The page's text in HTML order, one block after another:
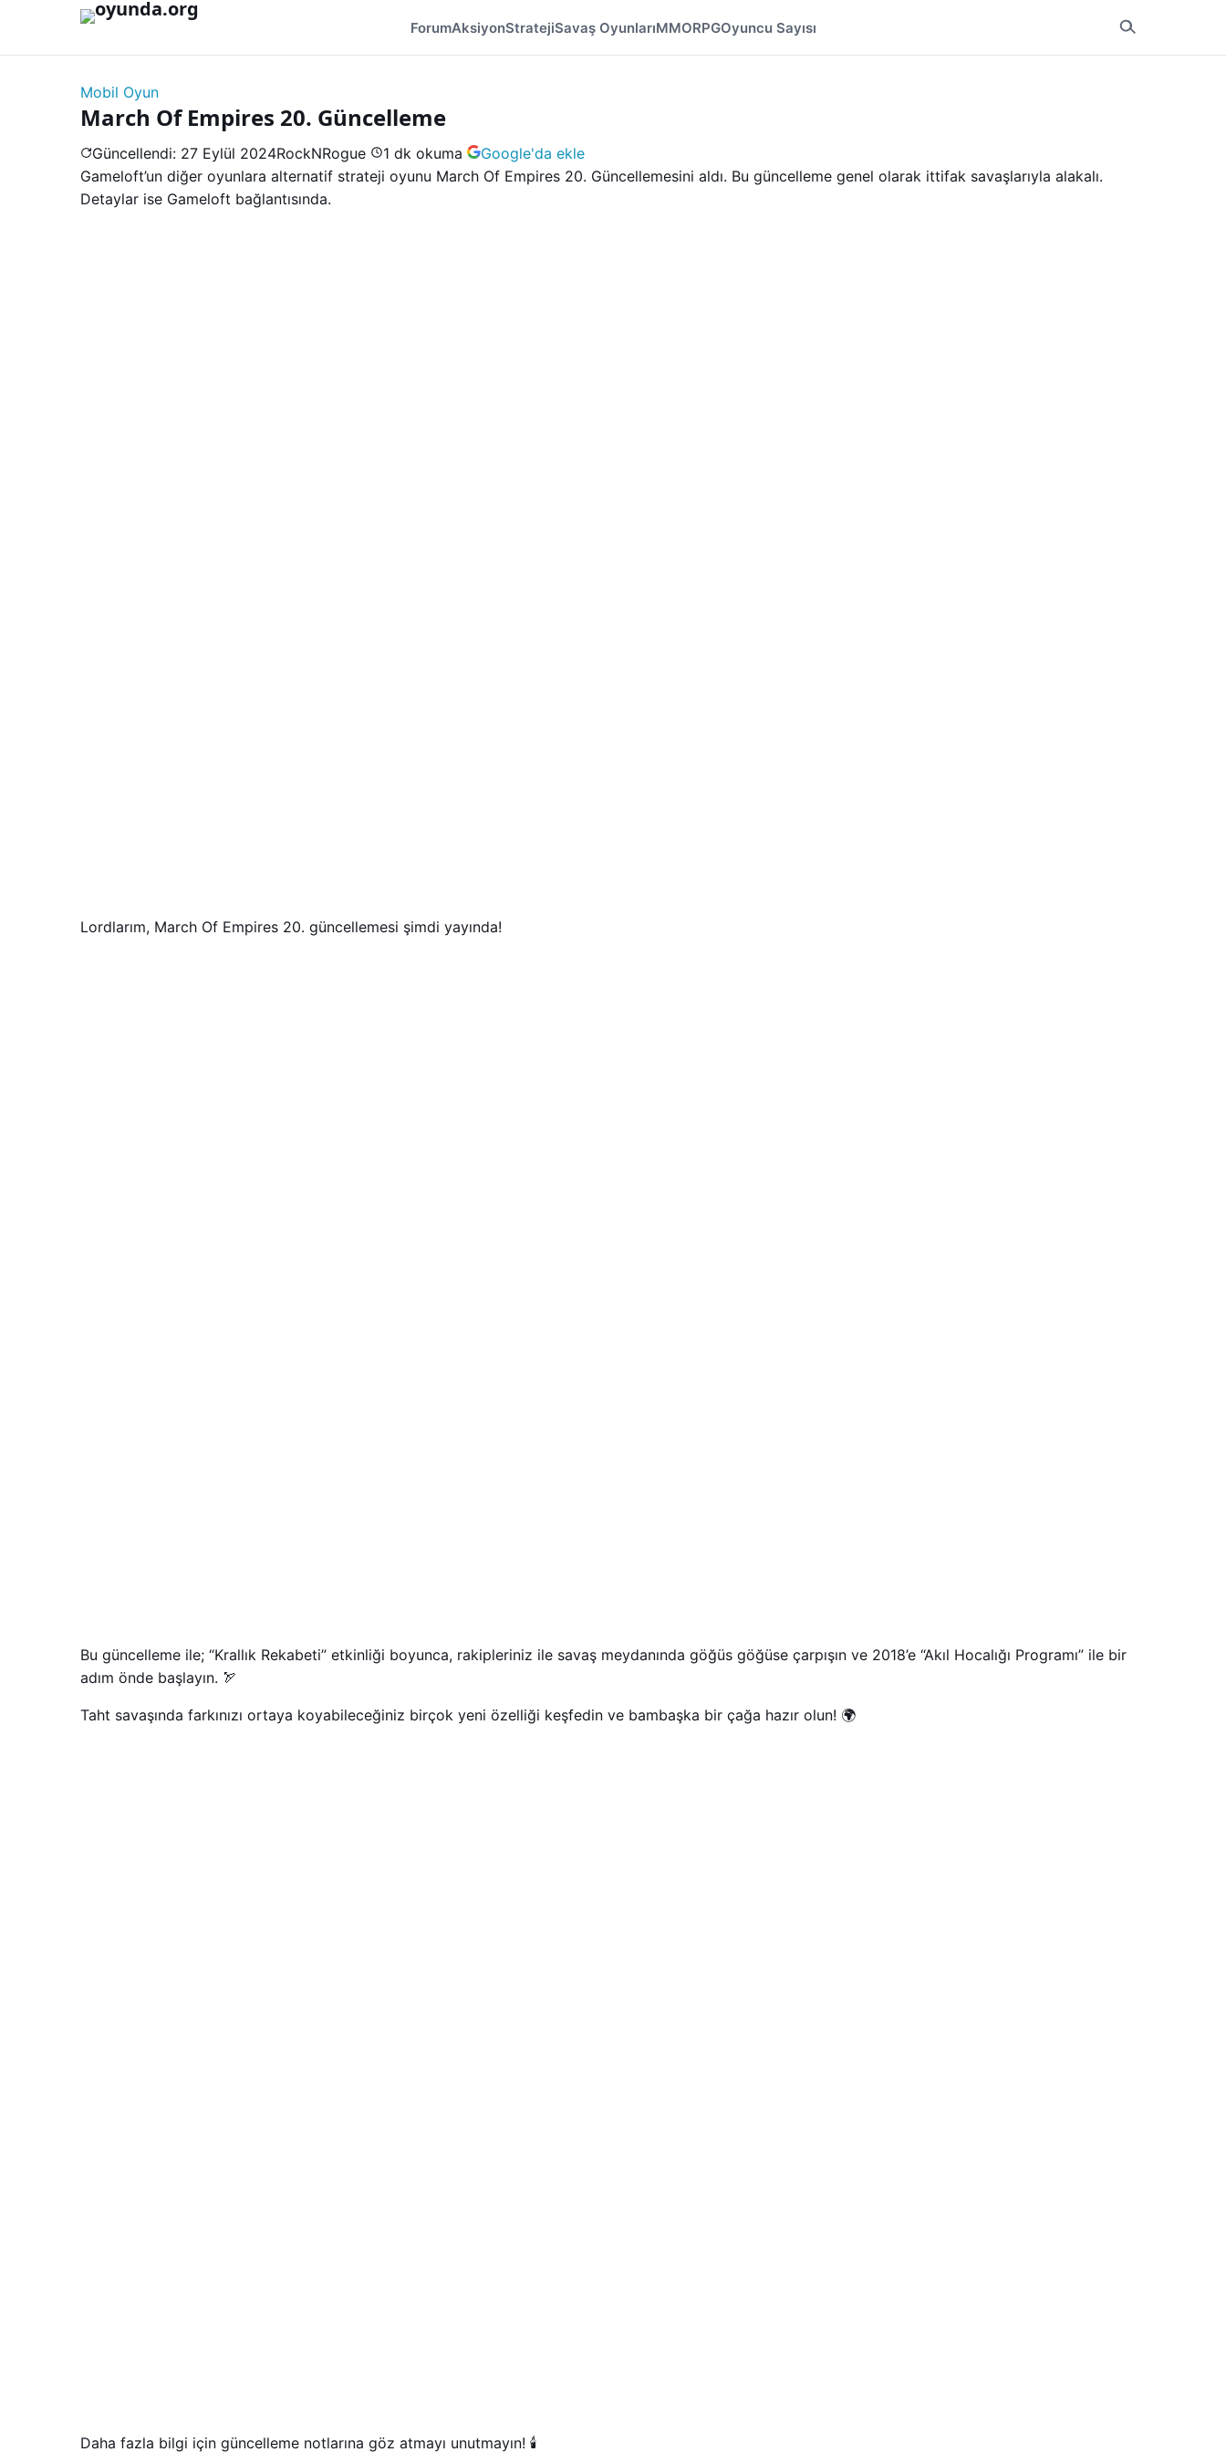
ForumAksiyonStratejiSavaş OyunlarıMMORPGOyuncu Sayısı
Mobil Oyun
March Of Empires 20. Güncelleme
Güncellendi: 27 Eylül 2024RockNRogue 1 dk okuma
Google'da ekle
Gameloft’un diğer oyunlara alternatif strateji oyunu March Of Empires 20. Güncellemesini aldı. Bu güncelleme genel olarak ittifak savaşlarıyla alakalı.
Detaylar ise Gameloft bağlantısında.
Lordlarım, March Of Empires 20. güncellemesi şimdi yayında!
Bu güncelleme ile; “Krallık Rekabeti” etkinliği boyunca, rakipleriniz ile savaş meydanında göğüs göğüse çarpışın ve 2018’e “Akıl Hocalığı Programı” ile bir
adım önde başlayın. 🏹
Taht savaşında farkınızı ortaya koyabileceğiniz birçok yeni özelliği keşfedin ve bambaşka bir çağa hazır olun! 🌍
Daha fazla bilgi için güncelleme notlarına göz atmayı unutmayın! 🕯️